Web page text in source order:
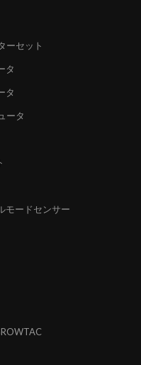
ーセット
タ
タ
ータ
モードセンサー